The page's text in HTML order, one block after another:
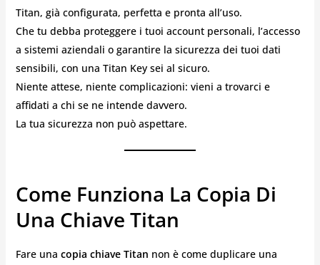
Titan, già configurata, perfetta e pronta all’uso.
Che tu debba proteggere i tuoi account personali, l’accesso
a sistemi aziendali o garantire la sicurezza dei tuoi dati
sensibili, con una Titan Key sei al sicuro.
Niente attese, niente complicazioni: vieni a trovarci e
affidati a chi se ne intende davvero.
La tua sicurezza non può aspettare.
Come Funziona La Copia Di
Una Chiave Titan
Fare una copia chiave Titan non è come duplicare una